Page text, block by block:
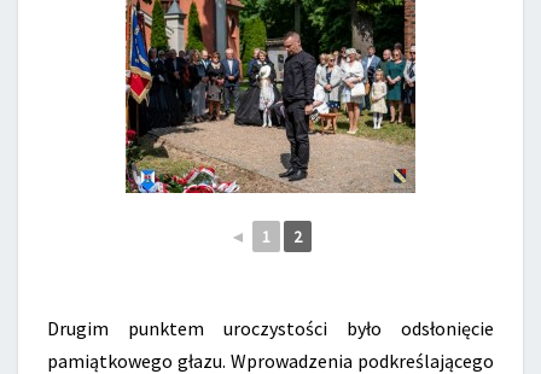
◄ 1 2
Drugim punktem uroczystości było odsłonięcie
pamiątkowego głazu. Wprowadzenia podkreślającego